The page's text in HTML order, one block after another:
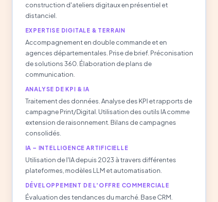
construction d'ateliers digitaux en présentiel et
distanciel.
EXPERTISE DIGITALE & TERRAIN
Accompagnement en double commande et en
agences départementales. Prise de brief. Préconisation
de solutions 360. Élaboration de plans de
communication.
ANALYSE DE KPI & IA
Traitement des données. Analyse des KPI et rapports de
campagne Print/Digital. Utilisation des outils IA comme
extension de raisonnement. Bilans de campagnes
consolidés.
IA – INTELLIGENCE ARTIFICIELLE
Utilisation de l'IA depuis 2023 à travers différentes
plateformes, modèles LLM et automatisation.
DÉVELOPPEMENT DE L'OFFRE COMMERCIALE
Évaluation des tendances du marché. Base CRM.